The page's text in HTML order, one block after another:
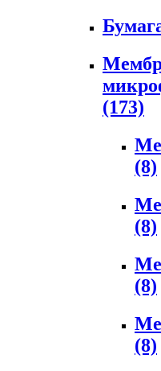
(173)
(8)
(8)
(8)
(8)